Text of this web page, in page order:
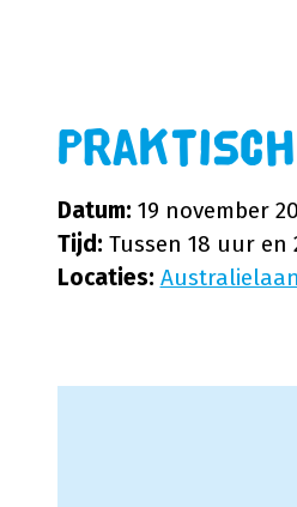
Datum: 19 november
Tijd: Tussen 18 uur en
Locaties: